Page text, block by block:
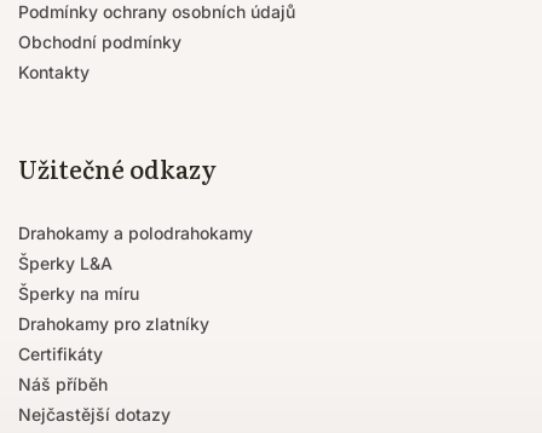
Podmínky ochrany osobních údajů
Obchodní podmínky
Kontakty
Užitečné odkazy
Drahokamy a polodrahokamy
Šperky L&A
Šperky na míru
Drahokamy pro zlatníky
Certifikáty
Náš příběh
Nejčastější dotazy